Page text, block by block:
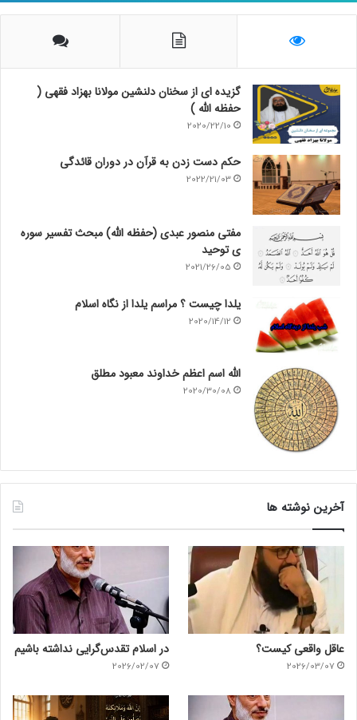
گزیده ای از سخنان دلنشین مولانا بهزاد فقهی (
حفظه الله )
2020/22/10
حکم دست زدن به قرآن در دوران قائدگی
2022/21/03
مفتی منصور عبدی (حفظه الله) مبحث تفسیر سوره
ی توحید
2021/26/05
یلدا چیست ؟ مراسم یلدا از نگاه اسلام
2020/14/12
الله اسم اعظم خداوند معبود مطلق
2020/30/08
آخرین نوشته ها
عاقل واقعی کیست؟
2026/03/07
در اسلام تقدس‌گرایی نداشته باشیم
2026/02/07